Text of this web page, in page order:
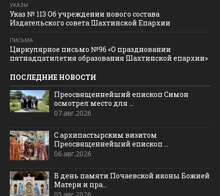
УКАЗЫ
Указ № 113 Об учреждении нового состава
Издательского совета Шахтинской Епархии
ПИСЬМА
Циркулярное письмо №96 «О праздновании
пятнадцатилетия образования Шахтинской епархии»
ПОСЛЕДНИЕ НОВОСТИ
Преосвященнейший епископ Симон
осмотрел место для ...
07.авг.2026
С архипастырским визитом
Преосвященнейший епископ ...
06.авг.2026
В день памяти Почаевской иконы Божией
Матери и пра...